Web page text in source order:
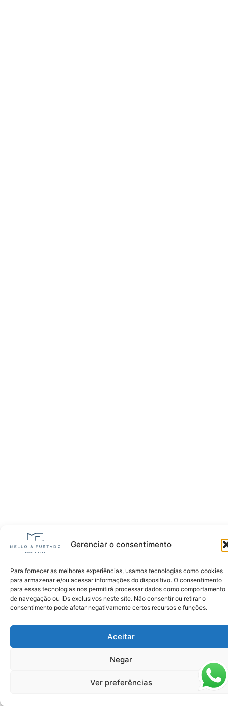
Gerenciar o consentimento
Para fornecer as melhores experiências, usamos tecnologias como cookies
para armazenar e/ou acessar informações do dispositivo. O consentimento
para essas tecnologias nos permitirá processar dados como comportamento
de navegação ou IDs exclusivos neste site. Não consentir ou retirar o
consentimento pode afetar negativamente certos recursos e funções.
Aceitar
Negar
Ver preferências